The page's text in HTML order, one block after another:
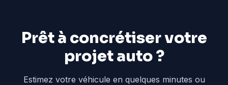
Prêt à concrétiser votre
projet auto ?
Estimez votre véhicule en quelques minutes ou